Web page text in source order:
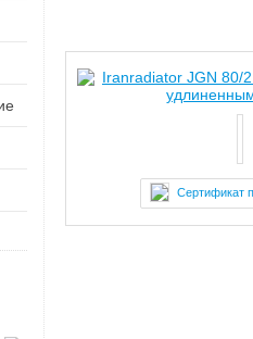
Сертификат